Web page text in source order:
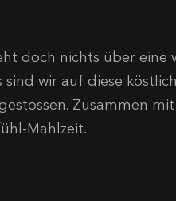
doch nichts über eine
wir auf diese
Zusammen
Mahlzeit.